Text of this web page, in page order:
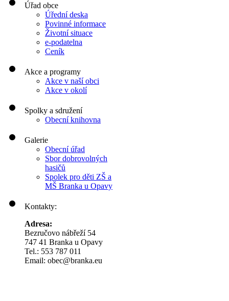
Úřad obce
Úřední deska
Povinné informace
Životní situace
e-podatelna
Ceník
Akce a programy
Akce v naší obci
Akce v okolí
Spolky a sdružení
Obecní knihovna
Galerie
Obecní úřad
Sbor dobrovolných
hasičů
Spolek pro děti ZŠ a
MŠ Branka u Opavy
Kontakty:
Adresa:
Bezručovo nábřeží 54
747 41 Branka u Opavy
Tel.: 553 787 011
Email: obec@branka.eu